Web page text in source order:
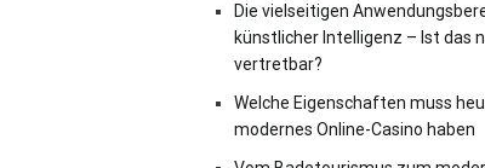
Die vielseitigen
künstlicher Intelligenz – Ist das
vertretbar?
Welche Eigenschaften muss
modernes Online-Casino haben